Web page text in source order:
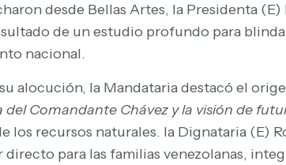
desde Bellas Artes, la Presidenta
de un estudio profundo para
nacional.
alocución, la Mandataria destacó el
Comandante Chávez y la visión de
los recursos naturales. la Dignataria (E)
directo para las familias venezolanas,